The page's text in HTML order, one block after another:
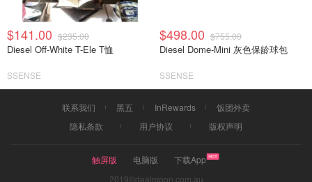
$141.00 $235.00
Diesel Off-White T-Ele T恤
SSENSE
$498.00 $755.00
Diesel Dome-Mini 灰色保龄球包
SSENSE
联系我们 黑五 InRewards
饭团外卖
隐私条款
用户协议 版权声明
触屏版 电脑版
下载App
2019©dealmoon.com.au